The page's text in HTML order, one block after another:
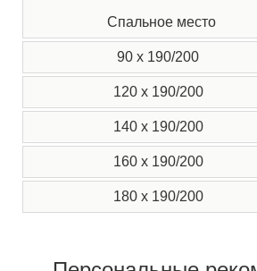
Спальное место
90 x 190/200
120 x 190/200
140 x 190/200
160 x 190/200
180 x 190/200